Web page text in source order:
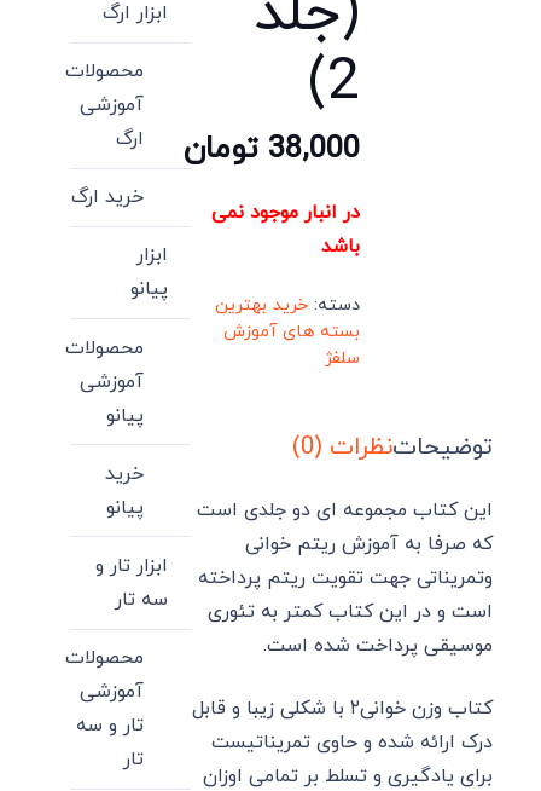
2)
38,000 تومان
در انبار موجود نمی
باشد
دسته:خرید بهترین
بسته های آموزش
سلفژ
توضیحاتنظرات (0)
این کتاب مجموعه ای دو جلدی است
که صرفا به آموزش ریتم خوانی
وتمریناتی جهت تقویت ریتم پرداخته
است و در این کتاب کمتر به تئوری
موسیقی پرداخت شده است.
کتاب وزن خوانی۲ با شکلی زیبا و قابل
درک ارائه شده و حاوی تمریناتیست
برای یادگیری و تسلط بر تمامی اوزان
ابزار ارگ
محصولات
آموزشی
ارگ
خرید ارگ
ابزار
پیانو
محصولات
آموزشی
پیانو
خرید
پیانو
ابزار تار و
سه تار
محصولات
آموزشی
تار و سه
تار